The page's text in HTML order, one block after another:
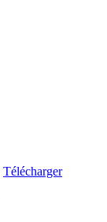
Télécharger